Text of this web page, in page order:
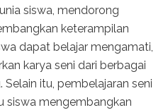
siswa, mendorong
keterampilan
dapat belajar mengamati,
karya seni dari berbagai
itu, pembelajaran seni
siswa mengembangkan